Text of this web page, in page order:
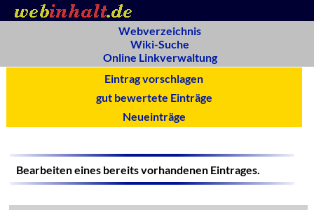
Webverzeichnis
Wiki-Suche
Online Linkverwaltung
Eintrag vorschlagen
gut bewertete Einträge
Neueinträge
Bearbeiten eines bereits vorhandenen Eintrages.